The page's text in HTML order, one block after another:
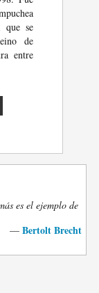
que se
de
entre
es el ejemplo de
— Bertolt Brecht